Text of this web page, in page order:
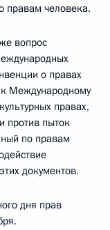
правам человека.
вопрос
о правах
Международному
правах,
против пыток
по правам
документов.
дня прав